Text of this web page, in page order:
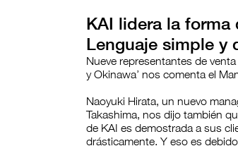
KAI lidera la
Lenguaje simple y
Nueve representantes de
y Okinawa’ nos comenta el
Naoyuki Hirata, un nuevo
Takashima, nos dijo también
de KAI es demostrada a sus
drásticamente. Y eso es